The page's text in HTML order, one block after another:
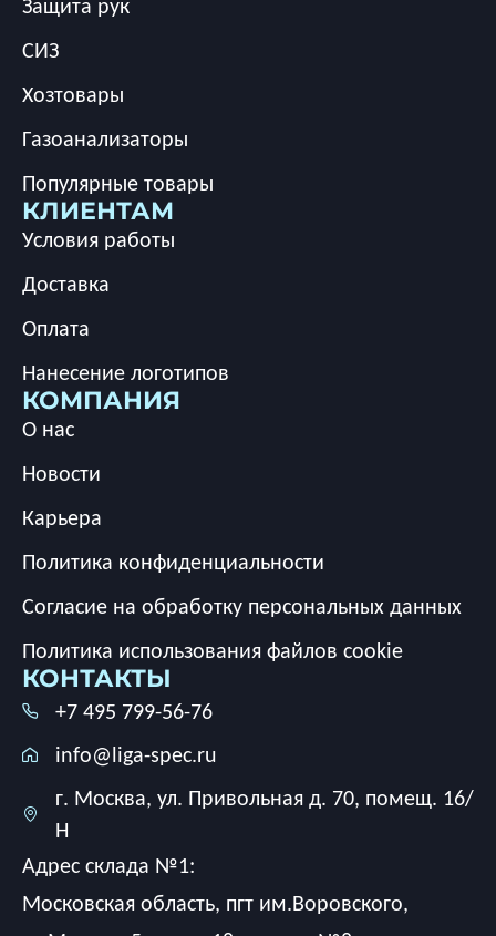
Защита рук
СИЗ
Хозтовары
Газоанализаторы
Популярные товары
КЛИЕНТАМ
Условия работы
Доставка
Оплата
Нанесение логотипов
КОМПАНИЯ
О нас
Новости
Карьера
Политика конфиденциальности
Согласие на обработку персональных данных
Политика использования файлов cookie
КОНТАКТЫ
+7 495 799-56-76
info@liga-spec.ru
г. Москва, ул. Привольная д. 70, помещ. 16/
Н
Адрес склада №1:
Московская область, пгт им.Воровского,